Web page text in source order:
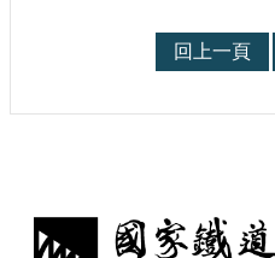
回上一頁